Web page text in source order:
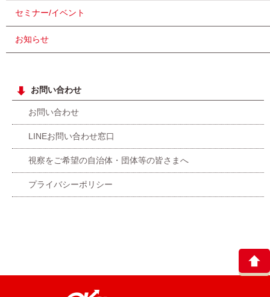
セミナー/イベント
お知らせ
お問い合わせ
お問い合わせ
LINEお問い合わせ窓口
視察をご希望の自治体・団体等の皆さまへ
プライバシーポリシー